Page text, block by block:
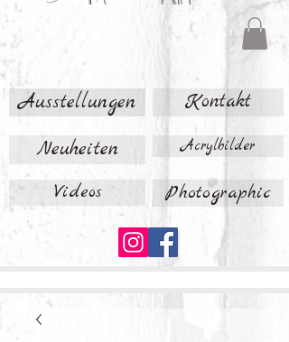
Ausstellungen Kontakt
Neuheiten Acrylbilder
Videos Photographic